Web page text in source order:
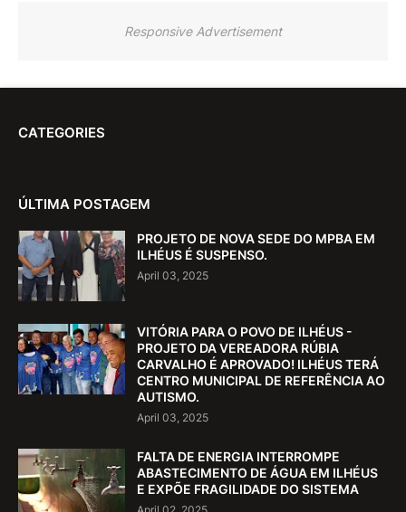
Responsive Advertisement
CATEGORIES
ÚLTIMA POSTAGEM
PROJETO DE NOVA SEDE DO MPBA EM
ILHÉUS É SUSPENSO.
April 03, 2025
VITÓRIA PARA O POVO DE ILHÉUS -
PROJETO DA VEREADORA RÚBIA
CARVALHO É APROVADO! ILHÉUS TERÁ
CENTRO MUNICIPAL DE REFERÊNCIA AO
AUTISMO.
April 03, 2025
FALTA DE ENERGIA INTERROMPE
ABASTECIMENTO DE ÁGUA EM ILHÉUS
E EXPÕE FRAGILIDADE DO SISTEMA